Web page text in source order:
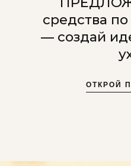
средства
— создай
ОТКРОЙ